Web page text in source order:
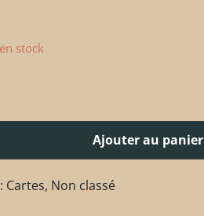
stock
Ajouter au panier
Cartes, Non classé